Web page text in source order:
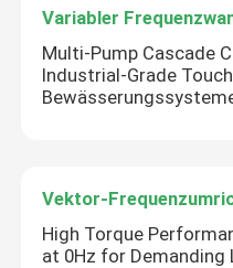
Variabler
Multi-Pump Cascade
Industrial-Grade
Vektor-
High Torque
at 0Hz for Demanding